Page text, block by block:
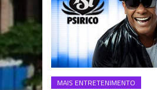
MAIS ENTRETENIMENTO